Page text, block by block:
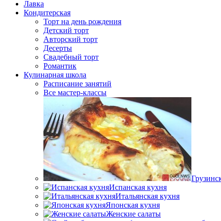
Лавка
Кондитерская
Торт на день рождения
Детский торт
Авторский торт
Десерты
Свадебный торт
Романтик
Кулинарная школа
Расписание занятий
Все мастер-классы
Испанская кухня
Итальянская кухня
Японская кухня
Женские салаты